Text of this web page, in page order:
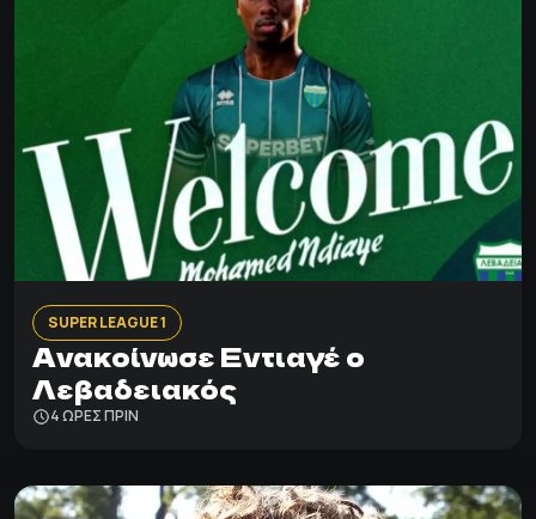
SUPER LEAGUE 1
Ανακοίνωσε Εντιαγέ ο
Λεβαδειακός
4 ΩΡΕΣ ΠΡΙΝ